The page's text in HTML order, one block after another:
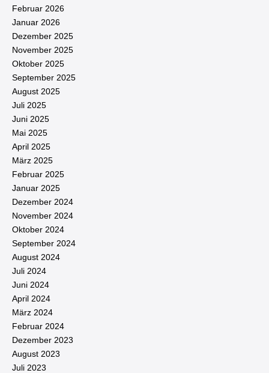
Februar 2026
Januar 2026
Dezember 2025
November 2025
Oktober 2025
September 2025
August 2025
Juli 2025
Juni 2025
Mai 2025
April 2025
März 2025
Februar 2025
Januar 2025
Dezember 2024
November 2024
Oktober 2024
September 2024
August 2024
Juli 2024
Juni 2024
April 2024
März 2024
Februar 2024
Dezember 2023
August 2023
Juli 2023